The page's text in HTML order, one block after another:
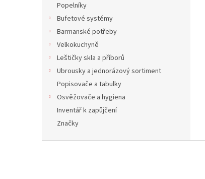
Popelníky
Bufetové systémy
Barmanské potřeby
Velkokuchyně
Leštičky skla a příborů
Ubrousky a jednorázový sortiment
Popisovače a tabulky
Osvěžovače a hygiena
Inventář k zapůjčení
Značky